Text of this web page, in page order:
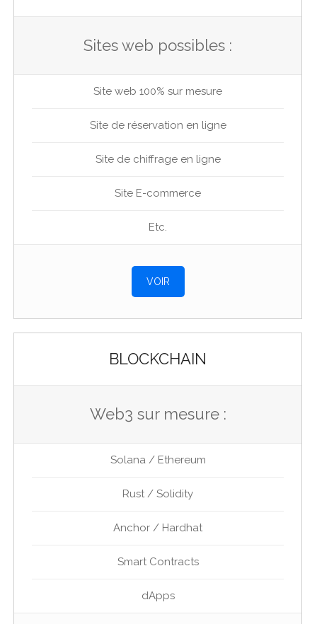
Sites web possibles :
Site web 100% sur mesure
Site de réservation en ligne
Site de chiffrage en ligne
Site E-commerce
Etc.
VOIR
BLOCKCHAIN
Web3 sur mesure :
Solana / Ethereum
Rust / Solidity
Anchor / Hardhat
Smart Contracts
dApps